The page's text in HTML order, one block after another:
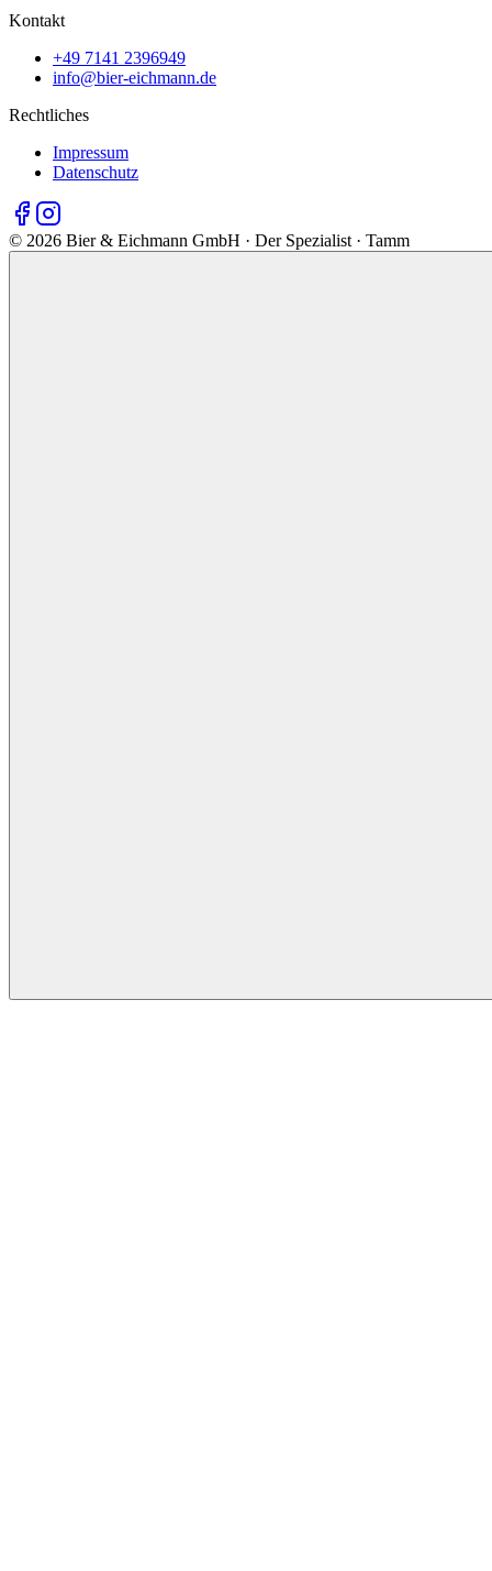
Kontakt
+49 7141 2396949
info@bier-eichmann.de
Rechtliches
Impressum
Datenschutz
© 2026 Bier & Eichmann GmbH · Der Spezialist · Tamm